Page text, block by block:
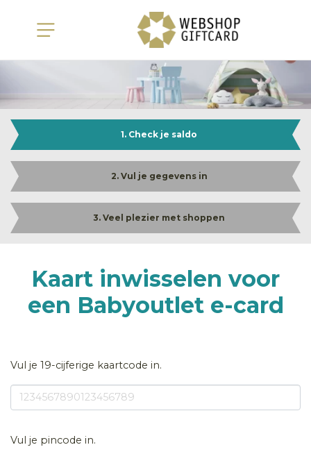
1. Check je saldo
2. Vul je gegevens in
3. Veel plezier met shoppen
Kaart inwisselen voor
een Babyoutlet e-card
Vul je 19-cijferige kaartcode in.
Vul je pincode in.